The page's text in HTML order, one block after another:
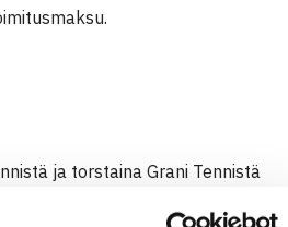
ja torstaina Grani Tennistä